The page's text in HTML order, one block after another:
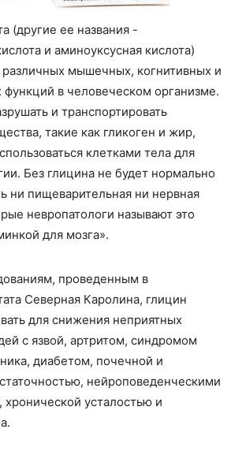
(другие ее названия -
и аминоуксусная кислота)
мышечных, когнитивных и
функций в человеческом организме.
и транспортировать
такие как гликоген и жир,
клетками тела для
Без глицина не будет нормально
ни пищеварительная ни нервная
невропатологи называют это
для мозга».
проведенным в
Северная Каролина, глицин
для снижения неприятных
с язвой, артритом, синдромом
диабетом, почечной и
нейроповеденческими
хронической усталостью и